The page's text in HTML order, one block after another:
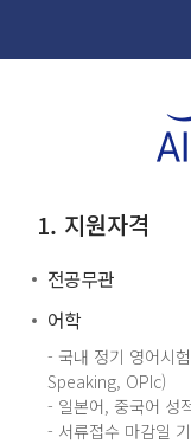
1. 지원자격
전공무관
어학
- 국내 정기 영어시
Speaking, OPIc)
- 일본어, 중국어 성
- 서류접수 마감일